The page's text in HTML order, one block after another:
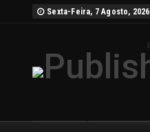
Sexta-Feira, 7 Agosto, 2026